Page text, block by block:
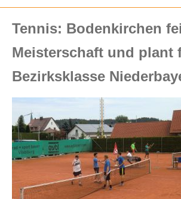
Tennis: Bodenkirchen
Meisterschaft und plant
Bezirksklasse